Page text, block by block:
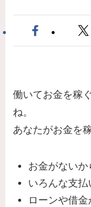
働いてお金を稼
ね。
あなたがお金を
お金がない
いろんな支払
ローンや借金